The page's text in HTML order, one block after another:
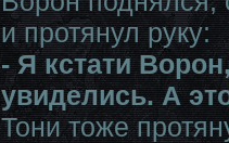
и протянул руку:
- Я кстати
увиделись. А
Тони тоже